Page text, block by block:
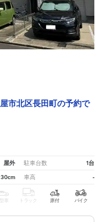
市北区長田町の予約で
屋外 駐車台数 1台
車高 -
車 トラック 原付 バイク